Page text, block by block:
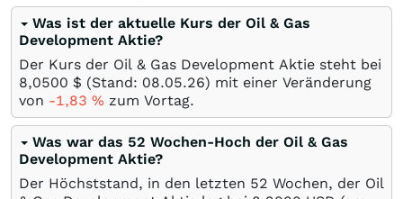
Was ist der aktuelle Kurs der Oil & Gas
Development Aktie?
Der Kurs der Oil & Gas Development Aktie steht bei
8,0500 $ (Stand: 08.05.26) mit einer Veränderung
von -1,83 % zum Vortag.
Was war das 52 Wochen-Hoch der Oil & Gas
Development Aktie?
Der Höchststand, in den letzten 52 Wochen, der Oil